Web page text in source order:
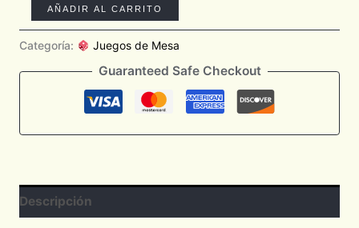
AÑADIR AL CARRITO
Categoría: Juegos de Mesa
Guaranteed Safe Checkout
Descripción